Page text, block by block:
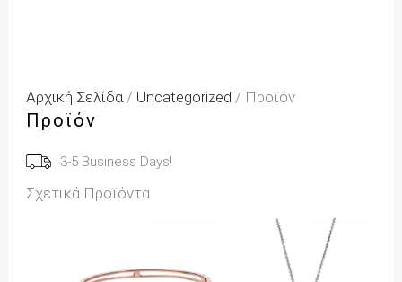
Αρχική Σελίδα / Uncategorized / Προϊόν
Προϊόν
3-5 Business Days!
Σχετικά Προϊόντα